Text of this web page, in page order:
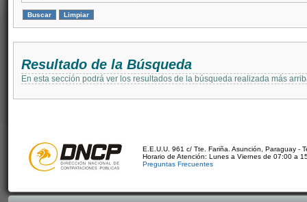
Resultado de la Búsqueda
En esta sección podrá ver los resultados de la búsqueda realizada más
E.E.U.U. 961 c/ Tte. Fariña. Asunción, Paraguay -
Horario de Atención: Lunes a Viernes de 07:00 a
Preguntas Frecuentes